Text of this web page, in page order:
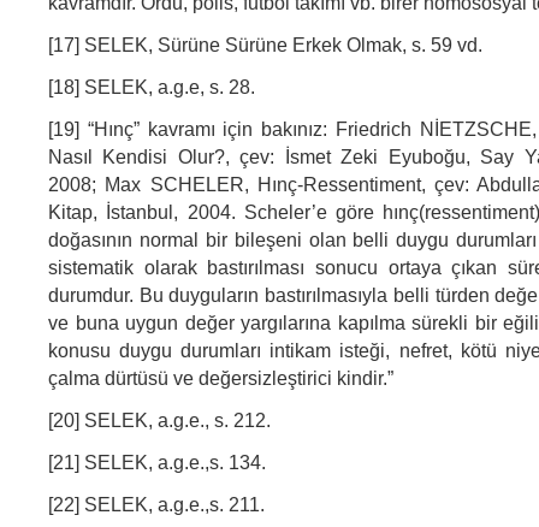
[17] SELEK, Sürüne Sürüne Erkek Olmak, s. 59 vd.
[18] SELEK, a.g.e, s. 28.
[19] “Hınç” kavramı için bakınız: Friedrich
Nasıl Kendisi Olur?, çev: İsmet Zeki Eyuboğu, Say
2008; Max SCHELER, Hınç-Ressentiment, çev:
Kitap, İstanbul, 2004. Scheler’e göre
doğasının normal bir bileşeni olan belli duygu
sistematik olarak bastırılması sonucu ortaya çıkan
durumdur. Bu duyguların bastırılmasıyla belli türden
ve buna uygun değer yargılarına kapılma sürekli bir
konusu duygu durumları intikam isteği, nefret, kötü
çalma dürtüsü ve değersizleştirici kindir.”
[20] SELEK, a.g.e., s. 212.
[21] SELEK, a.g.e.,s. 134.
[22] SELEK, a.g.e.,s. 211.